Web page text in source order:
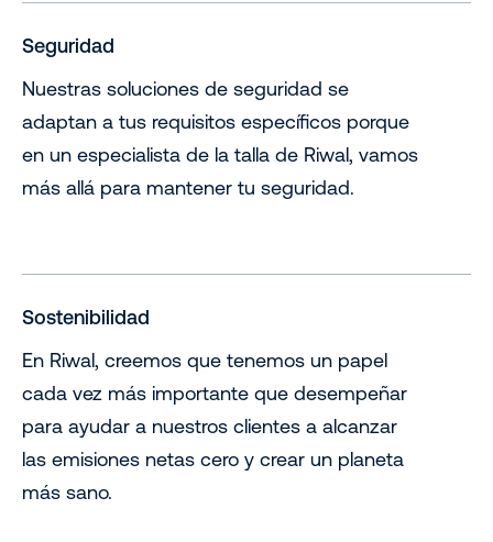
Seguridad
Nuestras soluciones de seguridad se
adaptan a tus requisitos específicos porque
en un especialista de la talla de Riwal, vamos
más allá para mantener tu seguridad.
Sostenibilidad
En Riwal, creemos que tenemos un papel
cada vez más importante que desempeñar
para ayudar a nuestros clientes a alcanzar
las emisiones netas cero y crear un planeta
más sano.